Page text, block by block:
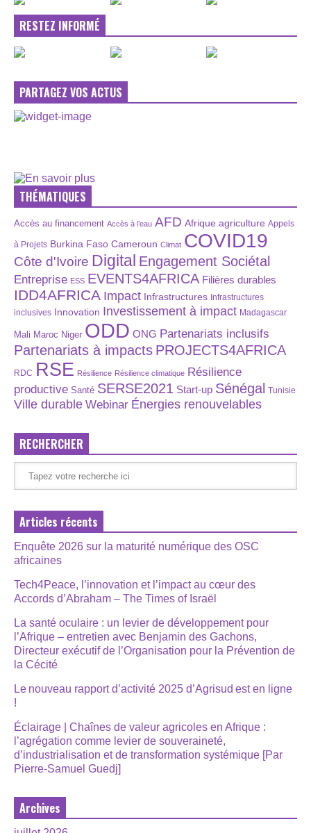
RESTEZ INFORMÉ
PARTAGEZ VOS ACTUS
THÉMATIQUES
Accès au financement Accès à l’eau AFD Afrique agriculture Appels
à Projets Burkina Faso Cameroun Climat COVID19
Côte d'Ivoire Digital Engagement Sociétal
Entreprise ESS EVENTS4AFRICA Filières durables
IDD4AFRICA Impact Infrastructures Infrastructures
inclusives Innovation Investissement à impact Madagascar
Mali Maroc Niger ODD ONG Partenariats inclusifs
Partenariats à impacts PROJECTS4AFRICA
RDC RSE Résilience Résilience climatique Résilience
productive Santé SERSE2021 Start-up Sénégal Tunisie
Ville durable Webinar Énergies renouvelables
RECHERCHER
Articles récents
Enquête 2026 sur la maturité numérique des OSC
africaines
Tech4Peace, l’innovation et l’impact au cœur des
Accords d’Abraham – The Times of Israël
La santé oculaire : un levier de développement pour
l’Afrique – entretien avec Benjamin des Gachons,
Directeur exécutif de l’Organisation pour la Prévention de
la Cécité
Le nouveau rapport d’activité 2025 d’Agrisud est en ligne
!
Éclairage | Chaînes de valeur agricoles en Afrique :
l’agrégation comme levier de souveraineté,
d’industrialisation et de transformation systémique [Par
Pierre-Samuel Guedj]
Archives